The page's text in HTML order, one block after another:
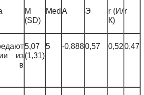
M
(SD)
Med A Э
r (И/
К)
r
из
в
5,07
(1,31)
5 -0,8880,57 0,520,47